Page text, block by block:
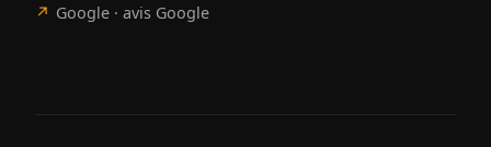
↗ Google · avis Google